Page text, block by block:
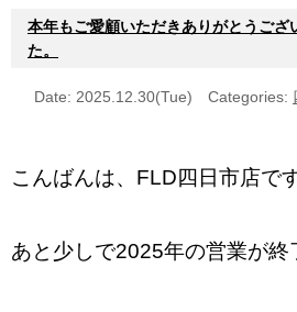
本年もご愛顧いただきありがとうござ
た。
Date: 2025.12.30(Tue) Categories:
こんばんは、FLD四日市店です
あと少しで2025年の営業が終